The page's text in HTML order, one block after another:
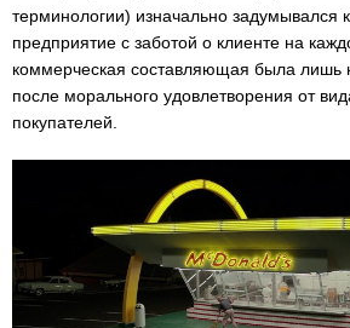
терминологии) изначально задумывался
предприятие с заботой о клиенте на
коммерческая составляющая была лишь
после морального удовлетворения от
покупателей.